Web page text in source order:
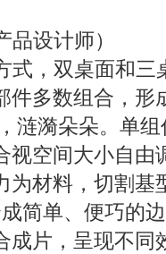
品设计师）
式，双桌面和三
件多数组合，形
涟漪朵朵。单
视空间大小自由
为材料，切割基
简单、便巧的
成片，呈现不同